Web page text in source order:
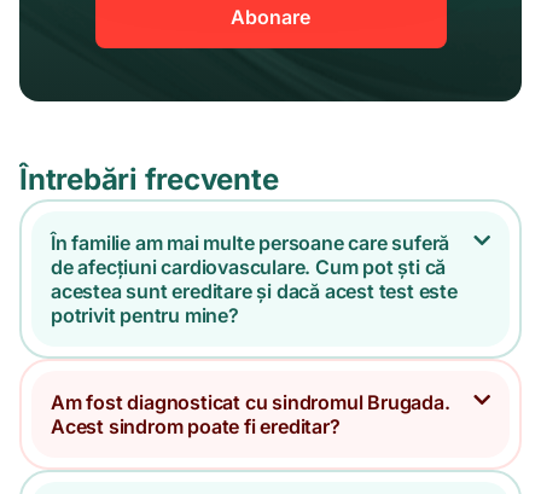
Întrebări frecvente
În familie am mai multe persoane care suferă
de afecțiuni cardiovasculare. Cum pot ști că
acestea sunt ereditare și dacă acest test este
potrivit pentru mine?
Am fost diagnosticat cu sindromul Brugada.
Acest sindrom poate fi ereditar?